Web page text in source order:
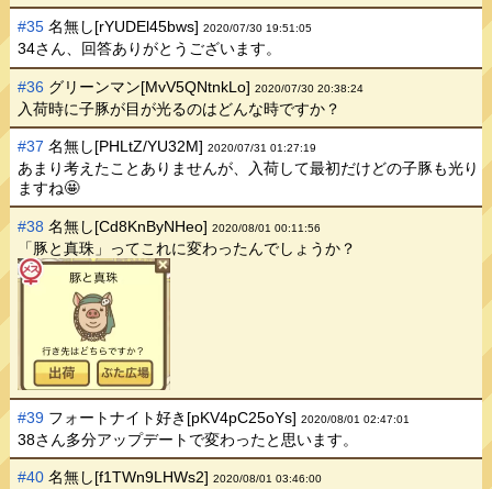
#35 名無し[rYUDEl45bws]2020/07/30 19:51:05
34さん、回答ありがとうございます。
#36 グリーンマン[MvV5QNtnkLo]2020/07/30 20:38:24
入荷時に子豚が目が光るのはどんな時ですか？
#37 名無し[PHLtZ/YU32M]2020/07/31 01:27:19
あまり考えたことありませんが、入荷して最初だけどの子豚も光り
ますね🤩
#38 名無し[Cd8KnByNHeo]2020/08/01 00:11:56
「豚と真珠」ってこれに変わったんでしょうか？
#39 フォートナイト好き[pKV4pC25oYs]2020/08/01 02:47:01
38さん多分アップデートで変わったと思います。
#40 名無し[f1TWn9LHWs2]2020/08/01 03:46:00